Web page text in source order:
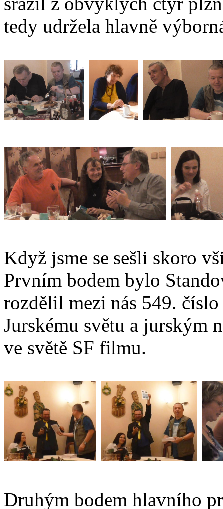
tedy udržela hlavně
Když jsme se sešli skoro
Prvním bodem bylo
rozdělil mezi nás 549.
Jurskému světu a jurským
ve světě SF filmu.
Druhým bodem hlavního